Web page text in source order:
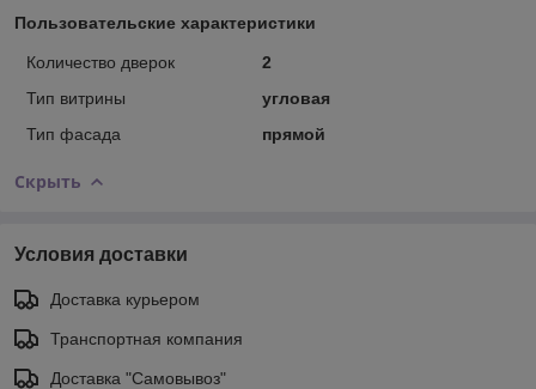
Пользовательские характеристики
Количество дверок
2
Тип витрины
угловая
Тип фасада
прямой
Скрыть
Условия доставки
Доставка курьером
Транспортная компания
Доставка "Самовывоз"